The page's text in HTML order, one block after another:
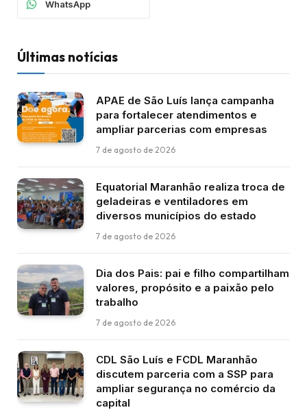
WhatsApp
Últimas notícias
APAE de São Luís lança campanha
para fortalecer atendimentos e
ampliar parcerias com empresas
7 de agosto de 2026
Equatorial Maranhão realiza troca de
geladeiras e ventiladores em
diversos municípios do estado
7 de agosto de 2026
Dia dos Pais: pai e filho compartilham
valores, propósito e a paixão pelo
trabalho
7 de agosto de 2026
CDL São Luís e FCDL Maranhão
discutem parceria com a SSP para
ampliar segurança no comércio da
capital